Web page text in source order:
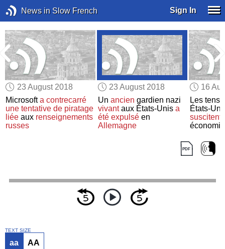
News in Slow French Sign In
23 August 2018
Microsofta contrecarré
une tentative de piratage
liée aux renseignements
russes
23 August 2018
Un ancien gardien nazi
vivantaux États-Unis a
été expulséen
Allemagne
16
Les
États-
suscitent
TEXT SIZE
aa AA